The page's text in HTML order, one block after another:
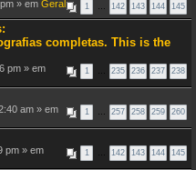
n
e
o
s
)
1 142 143 144 145
» em Geral
completas. This is the
1 235 236 237 238
pm » em
1 257 258 259 260
am » em
1 142 143 144 145
pm » em